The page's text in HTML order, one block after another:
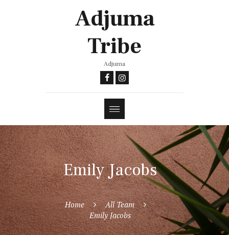
Adjuma
Tribe
Adjuma
Emily Jacobs
Home
All Team
Emily Jacobs